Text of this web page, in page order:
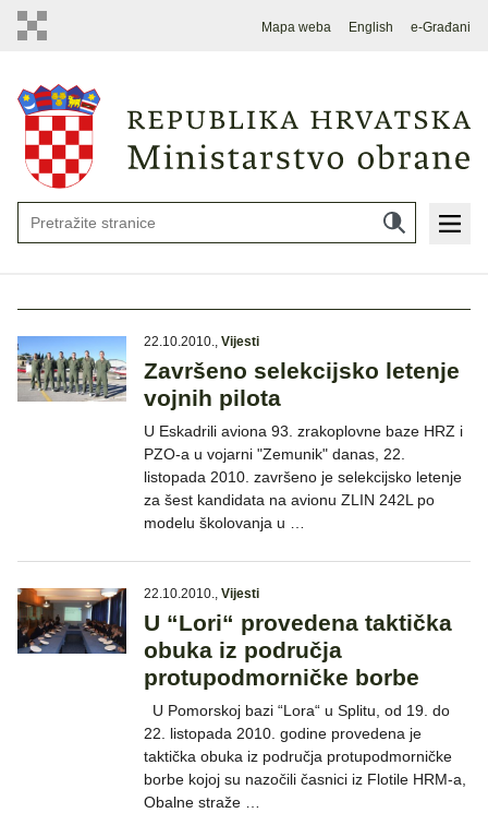
Mapa weba English e-Građani
22.10.2010., Vijesti
Završeno selekcijsko letenje
vojnih pilota
U Eskadrili aviona 93. zrakoplovne baze HRZ i
PZO-a u vojarni "Zemunik" danas, 22.
listopada 2010. završeno je selekcijsko letenje
za šest kandidata na avionu ZLIN 242L po
modelu školovanja u …
22.10.2010., Vijesti
U “Lori“ provedena taktička
obuka iz područja
protupodmorničke borbe
U Pomorskoj bazi “Lora“ u Splitu, od 19. do
22. listopada 2010. godine provedena je
taktička obuka iz područja protupodmorničke
borbe kojoj su nazočili časnici iz Flotile HRM-a,
Obalne straže …